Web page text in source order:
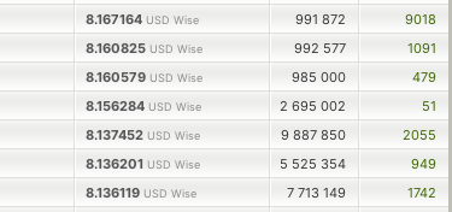
8.167164 USD Wise 991 872
9018
8.160825 USD Wise 992 577
1091
8.160579 USD Wise 985 000
479
8.156284 USD Wise 2 695 002
51
8.137452 USD Wise 9 887 850
2055
8.136201 USD Wise 5 525 354
949
8.136119 USD Wise 7 713 149
1742